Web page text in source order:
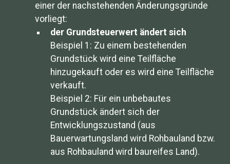
einer der nachstehenden Änderungsgründe
vorliegt:
der Grundsteuerwert ändert sich
Beispiel 1: Zu einem bestehenden
Grundstück wird eine Teilfläche
hinzugekauft oder es wird eine Teilfläche
verkauft.
Beispiel 2: Für ein unbebautes
Grundstück ändert sich der
Entwicklungszustand (aus
Bauerwartungsland wird Rohbauland bzw.
aus Rohbauland wird baureifes Land).